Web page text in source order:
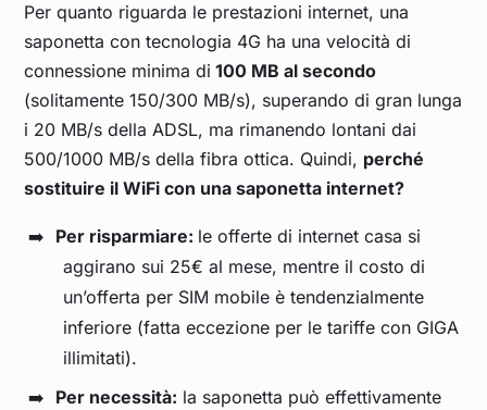
Per quanto riguarda le prestazioni internet, una
saponetta con tecnologia 4G ha una velocità di
connessione minima di 100 MB al secondo
(solitamente 150/300 MB/s), superando di gran lunga
i 20 MB/s della ADSL, ma rimanendo lontani dai
500/1000 MB/s della fibra ottica. Quindi, perché
sostituire il WiFi con una saponetta internet?
Per risparmiare: le offerte di internet casa si
aggirano sui 25€ al mese, mentre il costo di
un’offerta per SIM mobile è tendenzialmente
inferiore (fatta eccezione per le tariffe con GIGA
illimitati).
Per necessità: la saponetta può effettivamente